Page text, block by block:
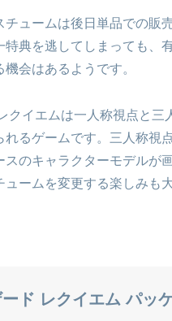
チュームは後日単品での販
特典を逃してしまっても、
会はあるようです。
クイエムは一人称視点と三
れるゲームです。三人称視
スのキャラクターモデルが
ュームを変更する楽しみも
ド レクイエム パッ